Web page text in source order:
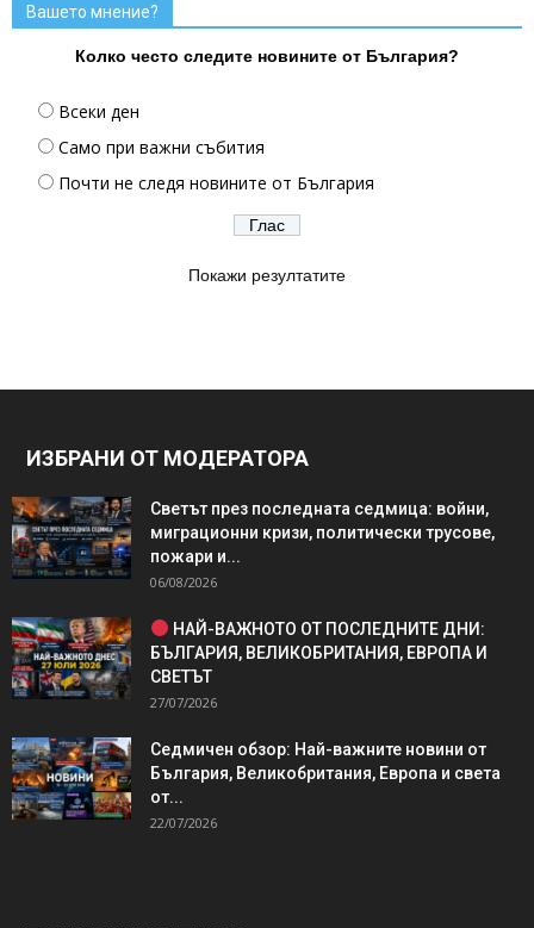
Вашето мнение?
Колко често следите новините от България?
Всеки ден
Само при важни събития
Почти не следя новините от България
Покажи резултатите
ИЗБРАНИ ОТ МОДЕРАТОРА
Светът през последната седмица: войни,
миграционни кризи, политически трусове,
пожари и...
06/08/2026
НАЙ-ВАЖНОТО ОТ ПОСЛЕДНИТЕ ДНИ:
БЪЛГАРИЯ, ВЕЛИКОБРИТАНИЯ, ЕВРОПА И
СВЕТЪТ
27/07/2026
Седмичен обзор: Най-важните новини от
България, Великобритания, Европа и света
от...
22/07/2026